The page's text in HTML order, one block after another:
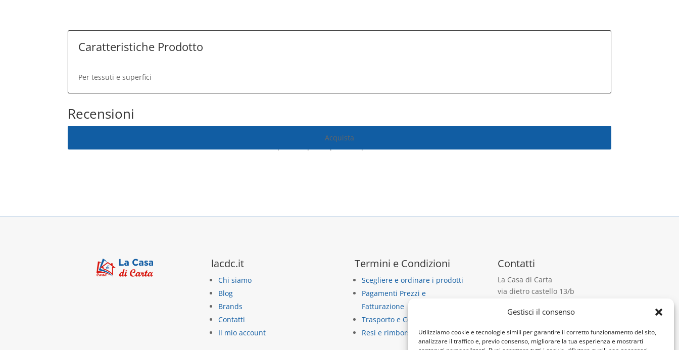
Gestisci il consenso
Utilizziamo cookie e tecnologie simili per garantire il corretto funzionamento del sito,
analizzare il traffico e, previo consenso, migliorare la tua esperienza e mostrarti
Caratteristiche Prodotto
Per tessuti e superfici
Recensioni
Solamente clienti che hanno effettuato l'accesso ed hanno acquistato questo prodotto possono lasciare una recensione.
Acquista
lacdc.it
Chi siamo
Blog
Brands
Contatti
Il mio account
Termini e Condizioni
Scegliere e ordinare i prodotti
Pagamenti Prezzi e
Fatturazione
Trasporto e Consegna
Resi e rimborsi
Contatti
La Casa di Carta
via dietro castello 13/b
P.IVA 10932920019
Email:
info@lacdc.it